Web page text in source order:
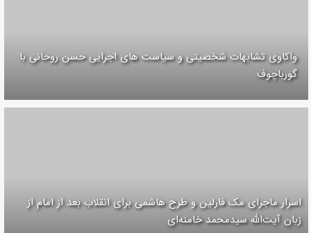
واکاوی تشابهات شخصیتی و سیاست های اجرایی حسن روحانی با
گورباچوف
اسرار ماجرای مک فارلین و طرح هاشمی برای انقلاب بعد از امام از
زبان آیت‌الله سیدمحمد خامنه‌ای